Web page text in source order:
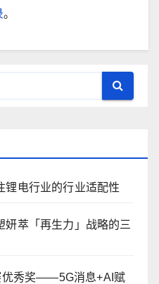
。
锂电行业的行业适配性
妍萃「再生力」战略的三
优秀奖——5G消息+AI赋